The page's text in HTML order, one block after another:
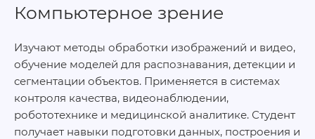
Компьютерное зрение
Изучают методы обработки изображений и видео,
обучение моделей для распознавания, детекции и
сегментации объектов. Применяется в системах
контроля качества, видеонаблюдении,
робототехнике и медицинской аналитике. Студент
получает навыки подготовки данных, построения и